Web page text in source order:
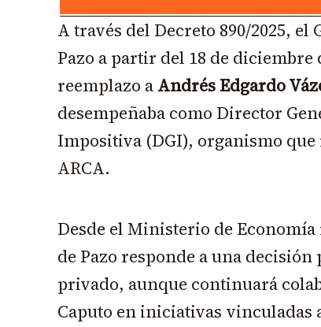
A través del Decreto 890/2025,
Pazo a partir del 18 de diciembre
reemplazo a Andrés Edgardo
desempeñaba como Director
Impositiva (DGI), organismo
ARCA.
Desde el Ministerio de
de Pazo responde a una
privado, aunque continuará
Caputo en iniciativas